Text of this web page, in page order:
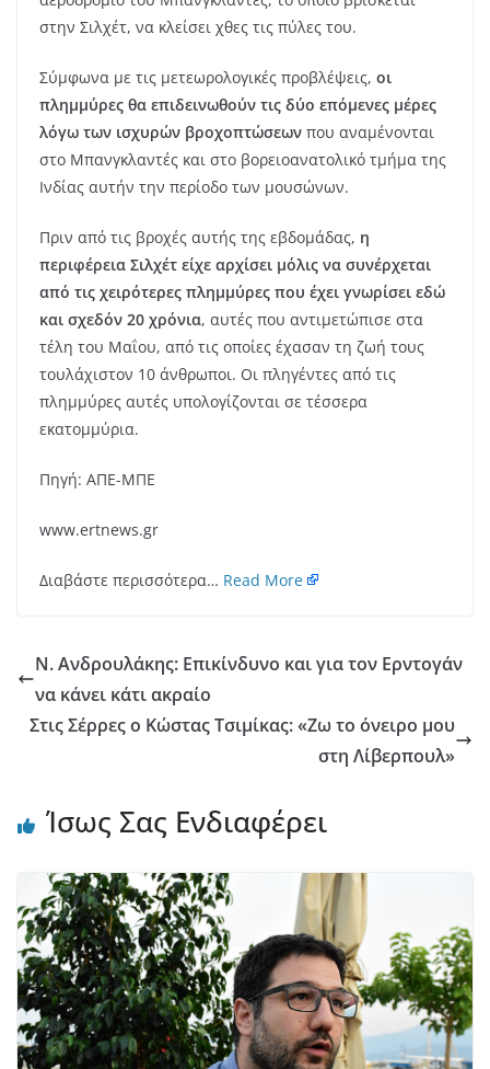
στην Σιλχέτ, να κλείσει χθες τις πύλες του.
Σύμφωνα με τις μετεωρολογικές προβλέψεις, οι
πλημμύρες θα επιδεινωθούν τις δύο επόμενες μέρες
λόγω των ισχυρών βροχοπτώσεων που αναμένονται
στο Μπανγκλαντές και στο βορειοανατολικό τμήμα της
Ινδίας αυτήν την περίοδο των μουσώνων.
Πριν από τις βροχές αυτής της εβδομάδας, η
περιφέρεια Σιλχέτ είχε αρχίσει μόλις να συνέρχεται
από τις χειρότερες πλημμύρες που έχει γνωρίσει εδώ
και σχεδόν 20 χρόνια, αυτές που αντιμετώπισε στα
τέλη του Μαΐου, από τις οποίες έχασαν τη ζωή τους
τουλάχιστον 10 άνθρωποι. Οι πληγέντες από τις
πλημμύρες αυτές υπολογίζονται σε τέσσερα
εκατομμύρια.
Πηγή: ΑΠΕ-ΜΠΕ
www.ertnews.gr
Διαβάστε περισσότερα… Read More
Ν. Ανδρουλάκης: Επικίνδυνο και για τον Ερντογάν
να κάνει κάτι ακραίο
Στις Σέρρες ο Κώστας Τσιμίκας: «Ζω το όνειρο μου
στη Λίβερπουλ»
Ίσως Σας Ενδιαφέρει